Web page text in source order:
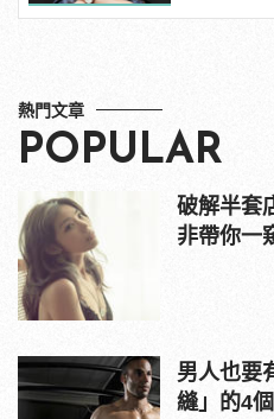
熱門文章
POPULAR
破解半套
非帶你一
男人也要
縫」的4